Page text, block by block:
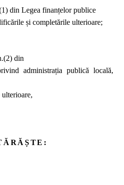
din Legea finanțelor publice
și completările ulterioare;
din
administrația publică locală,